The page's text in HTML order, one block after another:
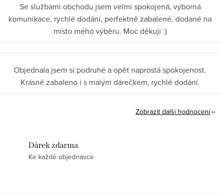
Se službami obchodu jsem velmi spokojená, výborná
komunikace, rychlé dodání, perfektně zabalené, dodané na
místo mého výběru. Moc děkuji :)
Objednala jsem si podruhé a opět naprostá spokojenost.
Krásně zabaleno i s malým dárečkem, rychlé dodání.
Zobrazit další hodnocení
Dárek zdarma
Ke každé objednávce